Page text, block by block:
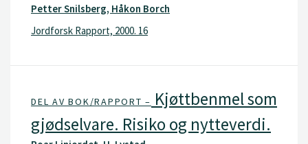
Petter Snilsberg, Håkon Borch
Jordforsk Rapport, 2000. 16
DEL AV BOK/RAPPORT – Kjøttbenmel som
gjødselvare. Risiko og nytteverdi.